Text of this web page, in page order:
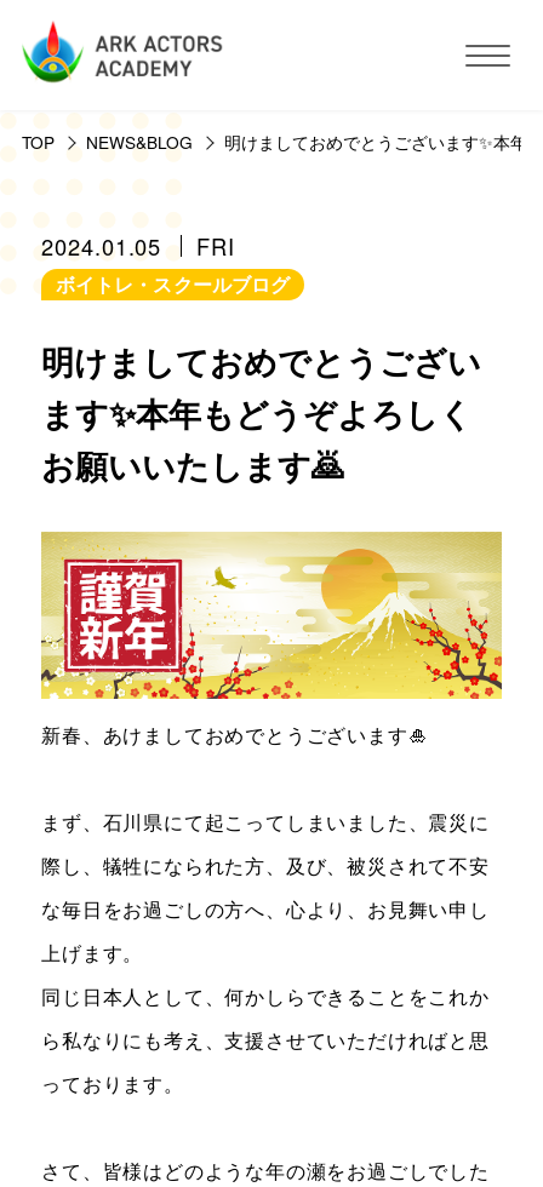
アークアクターズアカデミーについて
コース・予約方法・料金
活動サポート
講師紹介 お客様の声
お知らせ＆ブログ アクセス
会社概要
はこちら
TEL 011-600-6789
TOP NEWS&BLOG 明けましておめでとうございます✨本年
2024.01.05 FRI
ボイトレ・スクールブログ
明けましておめでとうござい
ます✨本年もどうぞよろしく
お願いいたします🙇
新春、あけましておめでとうございます🎍
まず、石川県にて起こってしまいました、震災に
際し、犠牲になられた方、及び、被災されて不安
な毎日をお過ごしの方へ、心より、お見舞い申し
上げます。
同じ日本人として、何かしらできることをこれか
ら私なりにも考え、支援させていただければと思
っております。
さて、皆様はどのような年の瀬をお過ごしでした